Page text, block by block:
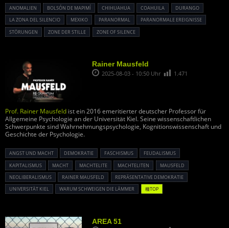
ANOMALIEN BOLSÓN DE MAPIMÍ CHIHUAHUA COAHUILA
DURANGO
LA ZONA DEL SILENCIO
MEXIKO PARANORMAL
PARANORMALE EREIGNISSE
STÖRUNGEN
ZONE DER STILLE ZONE OF SILENCE
Rainer Mausfeld
2025-08-03 - 10:50 Uhr 1.471
Prof. Rainer Mausfeld ist ein 2016 emeritierter deutscher Professor für
Allgemeine Psychologie an der Universität Kiel. Seine wissenschaftlichen
Schwerpunkte sind Wahrnehmungspsychologie, Kognitionswissenschaft und
Geschichte der Psychologie.
ANGST UND MACHT DEMOKRATIE FASCHISMUS
FEUDALISMUS
KAPITALISMUS
MACHT MACHTELITE MACHTELITEN
MAUSFELD
NEOLIBERALISMUS
RAINER MAUSFELD
REPRÄSENTATIVE DEMOKRATIE
UNIVERSITÄT KIEL
WARUM SCHWEIGEN DIE LÄMMER 種TOP
AREA 51